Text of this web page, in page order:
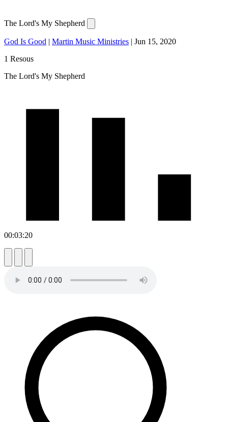
The Lord's My Shepherd
God Is Good | Martin Music Ministries | Jun 15, 2020
1 Resous
The Lord's My Shepherd
00:03:20